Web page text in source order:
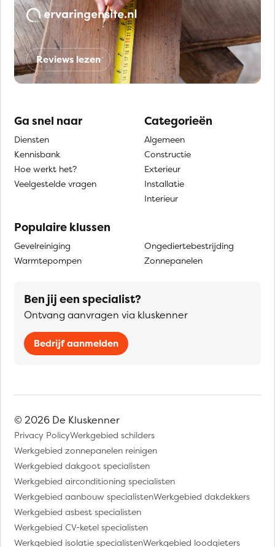
Reviews lezen
Ga snel naar
Diensten
Kennisbank
Hoe werkt het?
Veelgestelde vragen
Categorieën
Algemeen
Constructie
Exterieur
Installatie
Interieur
Populaire klussen
Gevelreiniging
Warmtepompen
Ongediertebestrijding
Zonnepanelen
Ben jij een specialist?
Ontvang aanvragen via kluskenner
Bedrijf aanmelden
© 2026 De Kluskenner
Privacy PolicyWerkgebied schilders
Werkgebied zonnepanelen reinigen
Werkgebied dakgoot specialisten
Werkgebied airconditioning specialisten
Werkgebied aanbouw specialistenWerkgebied dakdekkers
Werkgebied asbest specialisten
Werkgebied CV-ketel specialisten
Werkgebied isolatie specialistenWerkgebied loodgieters